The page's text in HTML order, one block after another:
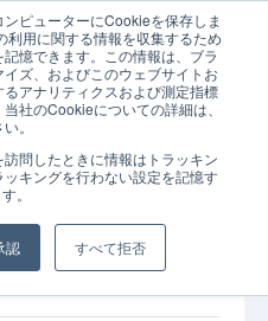
ピューターにCookieを保存しま
用に関する情報を収集するため
憶できます。この情報は、ブラ
ズ、およびこのウェブサイトお
アナリティクスおよび測定指標
社のCookieについての詳細は、
。
問したときに情報はトラッキン
キングを行わない設定を記憶す
。
認 すべて拒否
上で打刻・通知・申請・承認を行える
知・申請・承認を行
freee人事労務）」の